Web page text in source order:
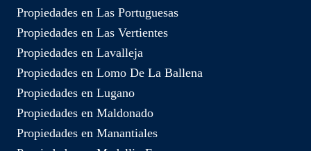
Propiedades en Las Portuguesas
Propiedades en Las Vertientes
Propiedades en Lavalleja
Propiedades en Lomo De La Ballena
Propiedades en Lugano
Propiedades en Maldonado
Propiedades en Manantiales